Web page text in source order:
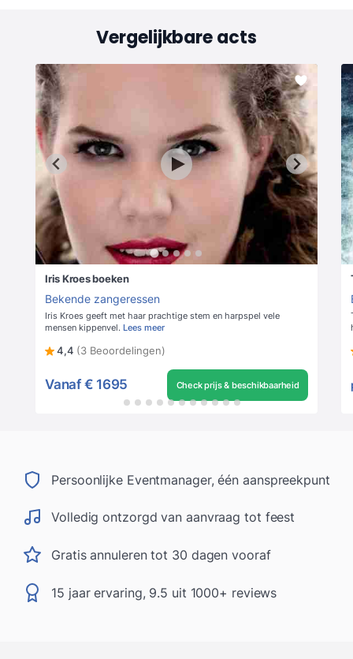
Vergelijkbare acts
Iris Kroes boeken
Bekende zangeressen
Iris Kroes geeft met haar prachtige stem en harpspel vele
mensen kippenvel. Lees meer
4,4 (3 Beoordelingen)
Vanaf € 1695 Check prijs & beschikbaarheid
Persoonlijke Eventmanager, één aanspreekpunt
Volledig ontzorgd van aanvraag tot feest
Gratis annuleren tot 30 dagen vooraf
15 jaar ervaring, 9.5 uit 1000+ reviews